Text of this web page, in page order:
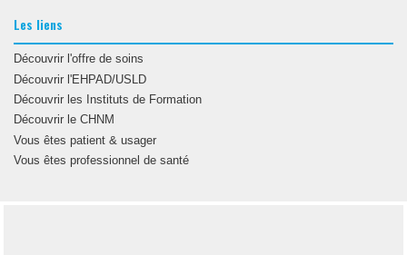
Les liens
Découvrir l'offre de soins
Découvrir l'EHPAD/USLD
Découvrir les Instituts de Formation
Découvrir le CHNM
Vous êtes patient & usager
Vous êtes professionnel de santé